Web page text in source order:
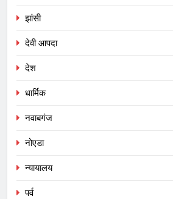
झांसी
देवी आपदा
देश
धार्मिक
नवाबगंज
नोएडा
न्यायालय
पर्व